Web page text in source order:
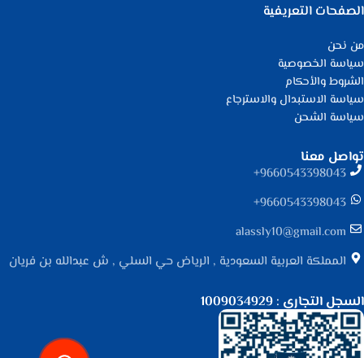
الصفحات التعريفية
من نحن
سياسة الخصوصية
الشروط والأحكام
سياسة الاستبدال والاسترجاع
سياسة الشحن
تواصل معنا
9660543398043⁩+
9660543398043⁩+
alassly10@gmail.com
المملكة العربية السعودية , الرياض حي السلي , ش عبدالله بن فريان
السجل التجاري : 1009034929